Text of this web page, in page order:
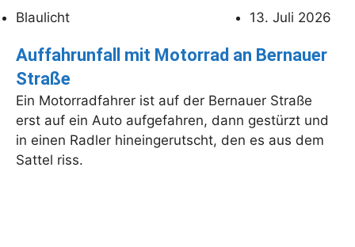
13. Juli 2026
Blaulicht
Auffahrunfall mit Motorrad an Bernauer
Straße
Ein Motorradfahrer ist auf der Bernauer Straße
erst auf ein Auto aufgefahren, dann gestürzt und
in einen Radler hineingerutscht, den es aus dem
Sattel riss.